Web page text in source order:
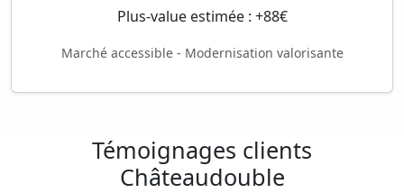
Plus-value estimée : +88€
Marché accessible - Modernisation valorisante
Témoignages clients
Châteaudouble